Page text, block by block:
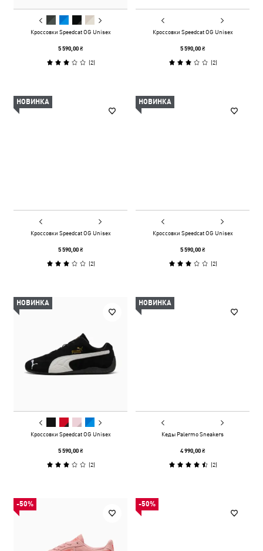
Кроссовки Speedcat OG Unisex
5 590,00 ₴
(2)
Кроссовки Speedcat OG Unisex
5 590,00 ₴
(2)
НОВИНКА
Кроссовки Speedcat OG Unisex
5 590,00 ₴
(2)
НОВИНКА
Кроссовки Speedcat OG Unisex
5 590,00 ₴
(2)
НОВИНКА
Кроссовки Speedcat OG Unisex
5 590,00 ₴
(2)
НОВИНКА
Кеды Palermo Sneakers
4 990,00 ₴
(2)
-50% -50%